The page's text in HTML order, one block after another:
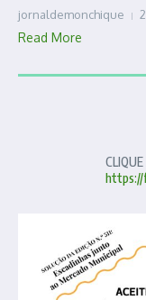
jornaldemonchique
Read More
https://